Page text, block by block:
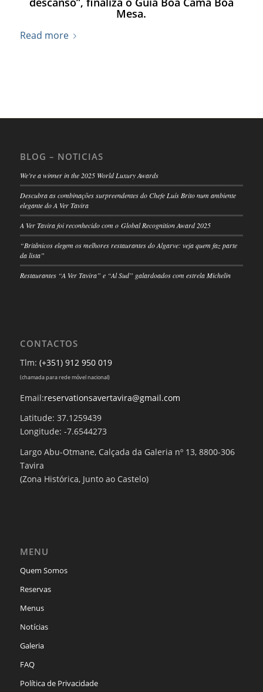
Mesa.
Read more
BLOG – NOTICIAS
We’re a winner in the 2025 World Luxury Awards
Descubra as combinações surpreendentes do Chefe Luís Brito num ambiente
elegante do A Ver Tavira
A Ver Tavira foi reconhecido com o Global Recognition Award 2025
“Britânicos elegem os melhores restaurantes do Algarve: veja quem faz parte
da lista”
Restaurantes “A Ver Tavira” e “Al Sud” galardoados com estrela Michelin
CONTACTOS
Tlm: (+351) 912 950 019
(chamada para rede móvel nacional)
Email:reservationsavertavira@gmail.com
Latitude: 37.1259439
Longitude: -7.6544273
Largo Abu-Otmane, Calçada da Galeria nº 13, 8800-306
Tavira
(Zona Histórica, Junto ao Castelo)
MENU
Quem Somos
Reservas
Menus
Notícias
Galeria
FAQ
Política de Privacidade